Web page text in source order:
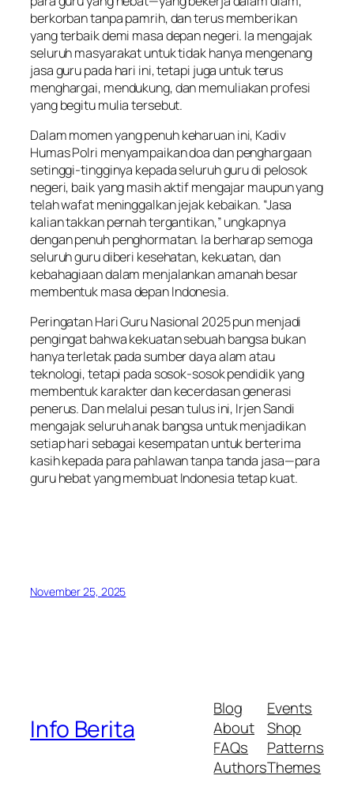
berkorban tanpa pamrih, dan terus memberikan
yang terbaik demi masa depan negeri. Ia mengajak
seluruh masyarakat untuk tidak hanya mengenang
jasa guru pada hari ini, tetapi juga untuk terus
menghargai, mendukung, dan memuliakan profesi
yang begitu mulia tersebut.
Dalam momen yang penuh keharuan ini, Kadiv
Humas Polri menyampaikan doa dan penghargaan
setinggi-tingginya kepada seluruh guru di pelosok
negeri, baik yang masih aktif mengajar maupun yang
telah wafat meninggalkan jejak kebaikan. “Jasa
kalian takkan pernah tergantikan,” ungkapnya
dengan penuh penghormatan. Ia berharap semoga
seluruh guru diberi kesehatan, kekuatan, dan
kebahagiaan dalam menjalankan amanah besar
membentuk masa depan Indonesia.
Peringatan Hari Guru Nasional 2025 pun menjadi
pengingat bahwa kekuatan sebuah bangsa bukan
hanya terletak pada sumber daya alam atau
teknologi, tetapi pada sosok-sosok pendidik yang
membentuk karakter dan kecerdasan generasi
penerus. Dan melalui pesan tulus ini, Irjen Sandi
mengajak seluruh anak bangsa untuk menjadikan
setiap hari sebagai kesempatan untuk berterima
kasih kepada para pahlawan tanpa tanda jasa—para
guru hebat yang membuat Indonesia tetap kuat.
November 25, 2025
Info Berita
Blog
About
FAQs
Authors
Events
Shop
Patterns
Themes